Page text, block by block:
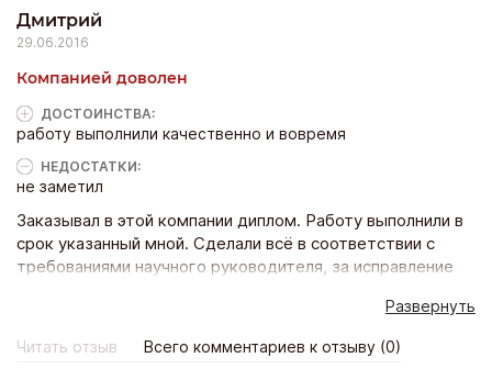
Дмитрий
29.06.2016
Компанией доволен
ДОСТОИНCТВА:
работу выполнили качественно и вовремя
НЕДОСТАТКИ:
не заметил
Заказывал в этой компании диплом. Работу выполнили в
срок указанный мной. Сделали всё в соответствии с
требованиями научного руководителя, за исправление
спасибо, оперативно отвечали на мои вопросы.
Защитился на отлично. Спасибо дипстарту.
Развернуть
Читать отзыв Всего комментариев к отзыву (0)